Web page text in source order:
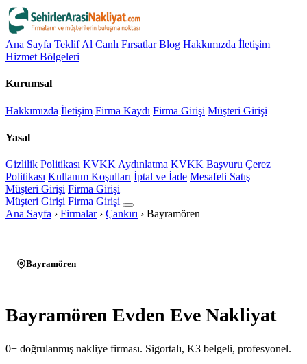
Ana Sayfa Teklif Al Canlı Fırsatlar Blog Hakkımızda İletişim
Hizmet Bölgeleri
Kurumsal
Hakkımızda İletişim Firma Kaydı Firma Girişi Müşteri Girişi
Yasal
Gizlilik Politikası KVKK Aydınlatma KVKK Başvuru Çerez
Politikası Kullanım Koşulları İptal ve İade Mesafeli Satış
Müşteri Girişi Firma Girişi
Müşteri Girişi Firma Girişi
Ana Sayfa › Firmalar › Çankırı › Bayramören
Bayramören
Bayramören Evden Eve Nakliyat
0+ doğrulanmış nakliye firması. Sigortalı, K3 belgeli, profesyonel.